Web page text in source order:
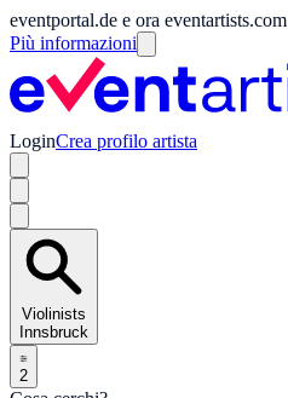
eventportal.de e ora eventartists.com
Più informazioni
LoginCrea profilo artista
Violinists
Innsbruck
2